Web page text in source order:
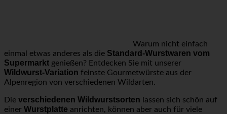
Warum nicht einfach
einmal etwas anderes als die Standard-Wurstwaren vom
Supermarkt genießen? Entdecken Sie mit unserer
Wildwurst-Variation feinste Gourmetwürste aus der
Alpenregion von verschiedenen Wildarten.
Die verschiedenen Wildwurstsorten lassen sich schön auf
einer Wurstplatte anrichten, können aber auch für viele